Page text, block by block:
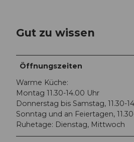
Gut zu wissen
Öffnungszeiten
Warme Küche:
Montag 11.30-14.00 Uhr
Donnerstag bis Samstag, 11.30-
Sonntag und an Feiertagen,
Ruhetage: Dienstag, Mittwoch